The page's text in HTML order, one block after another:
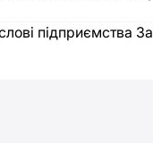
підприємства